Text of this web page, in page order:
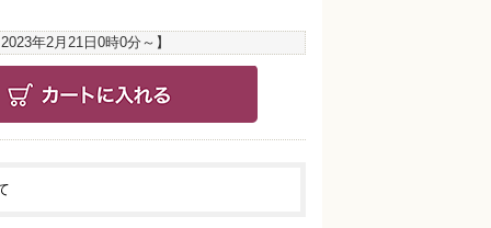
2023年2月21日0時0分 ～】